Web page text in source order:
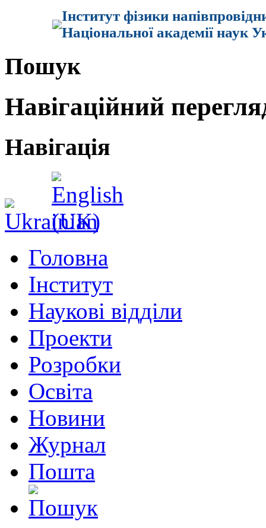
Інститут фізики
Національної академії наук
Пошук
Навігаційний
Навігація
Головна
Інститут
Наукові відділи
Проекти
Розробки
Освіта
Новини
Журнал
Пошта